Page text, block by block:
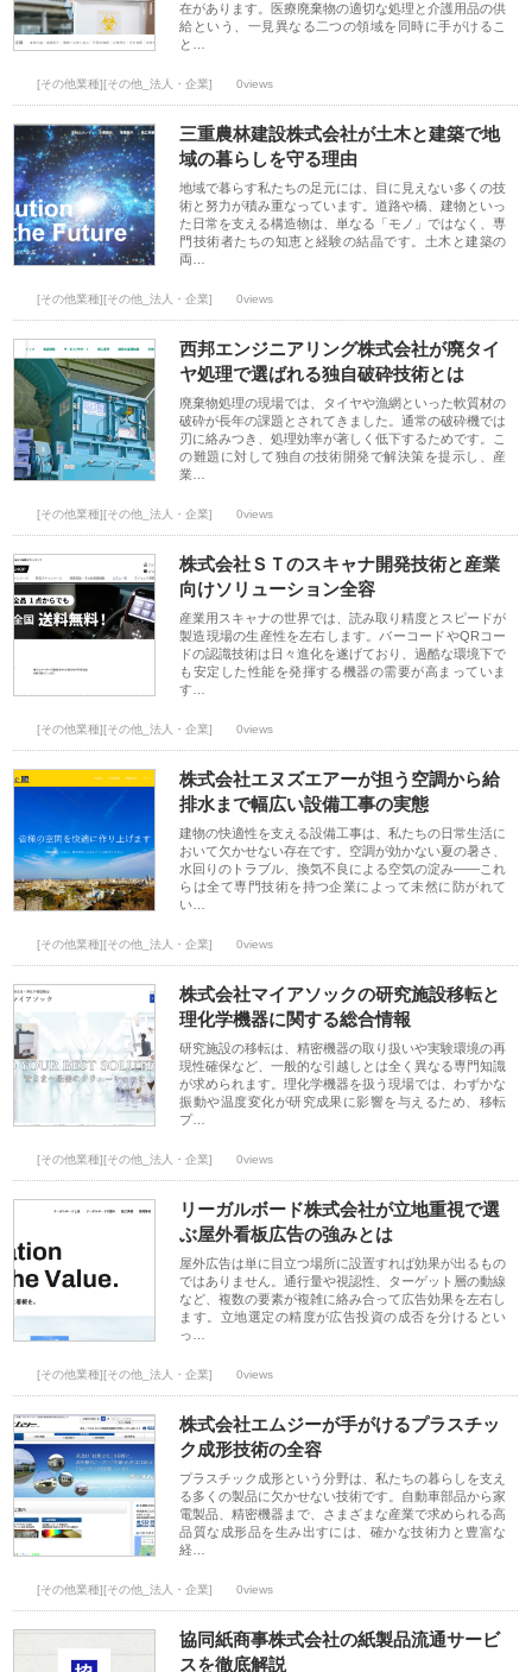
在があります。医療廃棄物の適切な処理と介護用品の供
給という、一見異なる二つの領域を同時に手がけるこ
と…
[その他業種][その他_法人・企業] 0views
三重農林建設株式会社が土木と建築で地
域の暮らしを守る理由
地域で暮らす私たちの足元には、目に見えない多くの技
術と努力が積み重なっています。道路や橋、建物といっ
た日常を支える構造物は、単なる「モノ」ではなく、専
門技術者たちの知恵と経験の結晶です。土木と建築の
両…
[その他業種][その他_法人・企業] 0views
西邦エンジニアリング株式会社が廃タイ
ヤ処理で選ばれる独自破砕技術とは
廃棄物処理の現場では、タイヤや漁網といった軟質材の
破砕が長年の課題とされてきました。通常の破砕機では
刃に絡みつき、処理効率が著しく低下するためです。こ
の難題に対して独自の技術開発で解決策を提示し、産
業…
[その他業種][その他_法人・企業] 0views
株式会社ＳＴのスキャナ開発技術と産業
向けソリューション全容
産業用スキャナの世界では、読み取り精度とスピードが
製造現場の生産性を左右します。バーコードやQRコー
ドの認識技術は日々進化を遂げており、過酷な環境下で
も安定した性能を発揮する機器の需要が高まっていま
す…
[その他業種][その他_法人・企業] 0views
株式会社エヌズエアーが担う空調から給
排水まで幅広い設備工事の実態
建物の快適性を支える設備工事は、私たちの日常生活に
おいて欠かせない存在です。空調が効かない夏の暑さ、
水回りのトラブル、換気不良による空気の淀み――これ
らは全て専門技術を持つ企業によって未然に防がれて
い…
[その他業種][その他_法人・企業] 0views
株式会社マイアソックの研究施設移転と
理化学機器に関する総合情報
研究施設の移転は、精密機器の取り扱いや実験環境の再
現性確保など、一般的な引越しとは全く異なる専門知識
が求められます。理化学機器を扱う現場では、わずかな
振動や温度変化が研究成果に影響を与えるため、移転
プ…
[その他業種][その他_法人・企業] 0views
リーガルボード株式会社が立地重視で選
ぶ屋外看板広告の強みとは
屋外広告は単に目立つ場所に設置すれば効果が出るもの
ではありません。通行量や視認性、ターゲット層の動線
など、複数の要素が複雑に絡み合って広告効果を左右し
ます。立地選定の精度が広告投資の成否を分けるとい
っ…
[その他業種][その他_法人・企業] 0views
株式会社エムジーが手がけるプラスチッ
ク成形技術の全容
プラスチック成形という分野は、私たちの暮らしを支え
る多くの製品に欠かせない技術です。自動車部品から家
電製品、精密機器まで、さまざまな産業で求められる高
品質な成形品を生み出すには、確かな技術力と豊富な
経…
[その他業種][その他_法人・企業] 0views
協同紙商事株式会社の紙製品流通サービ
スを徹底解説